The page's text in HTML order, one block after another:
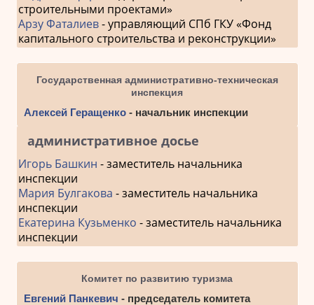
строительными проектами»
Арзу Фаталиев- управляющий СПб ГКУ «Фонд
капитального строительства и реконструкции»
Государственная административно-техническая
инспекция
Алексей Геращенко- начальник инспекции
административное досье
Игорь Башкин - заместитель начальника
инспекции
Мария Булгакова - заместитель начальника
инспекции
Екатерина Кузьменко - заместитель начальника
инспекции
Комитет по развитию туризма
Евгений Панкевич - председатель комитета